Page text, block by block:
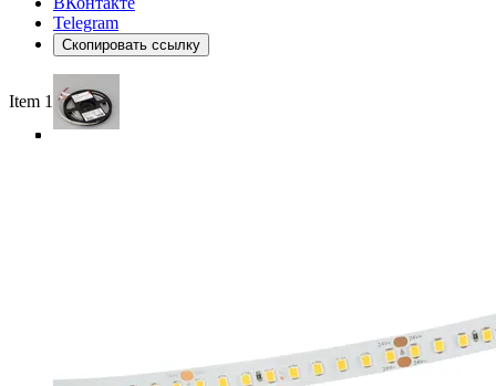
Telegram
Скопировать ссылку
Item 1 of 5